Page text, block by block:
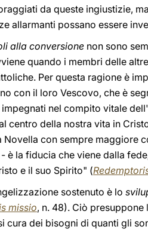
da queste ingiustizie,
allarmanti possano essere
alla conversione non sono
quando i membri delle
Per questa ragione è
con il loro Vescovo, che è
nel compito vitale
centro della nostra vita in
Novella con sempre maggiore
è la fiducia che viene dalla
e il suo Spirito" (
sostenuto è lo
missio, n. 48). Ciò
cura dei bisogni di quanti gli